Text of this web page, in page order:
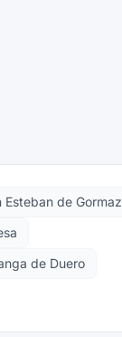
Esteban de Gormaz
de Duero